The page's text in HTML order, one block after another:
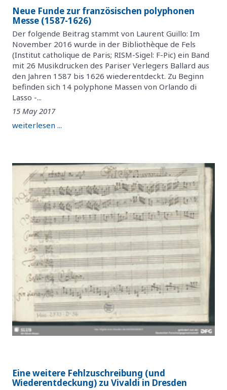
Neue Funde zur französischen polyphonen
Messe (1587-1626)
Der folgende Beitrag stammt von Laurent Guillo: Im
November 2016 wurde in der Bibliothèque de Fels
(Institut catholique de Paris; RISM-Sigel: F-Pic) ein Band
mit 26 Musikdrucken des Pariser Verlegers Ballard aus
den Jahren 1587 bis 1626 wiederentdeckt. Zu Beginn
befinden sich 14 polyphone Massen von Orlando di
Lasso -...
15 May 2017
weiterlesen ...
Eine weitere Fehlzuschreibung (und
Wiederentdeckung) zu Vivaldi in Dresden